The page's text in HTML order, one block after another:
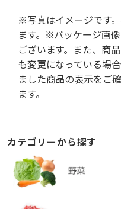
※写真はイメージです
ます。※パッケージ画
ございます。また、商
も変更になっている場
ました商品の表示をご
ます。
カテゴリーから探す